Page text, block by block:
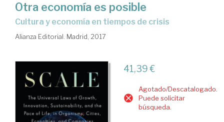
Otra economía es posible
cultura y economía en tiempos de crisis
Alianza Editorial. Madrid, 2017
41,39 €
Agotado/Descatalogado.
Puede solicitar
búsqueda.